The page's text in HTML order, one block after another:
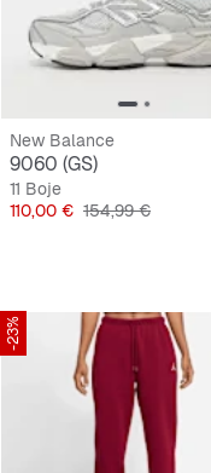
New Balance
9060 (GS)
11 Boje
Cijena
110,00 € Originalna cijena
154,99 €
-23%